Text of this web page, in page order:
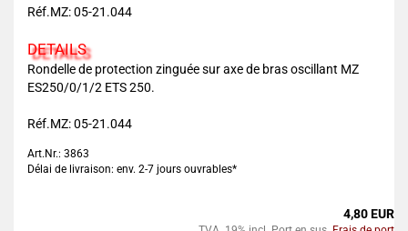
Réf.MZ: 05-21.044
DETAILS
Rondelle de protection zinguée sur axe de bras oscillant MZ
ES250/0/1/2 ETS 250.
Réf.MZ: 05-21.044
Art.Nr.: 3863
Délai de livraison: env. 2-7 jours ouvrables*
4,80 EUR